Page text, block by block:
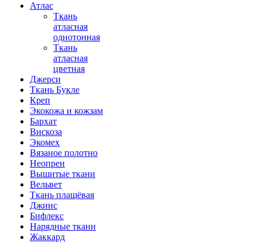
Атлас
Ткань
атласная
однотонная
Ткань
атласная
цветная
Джерси
Ткань Букле
Креп
Экокожа и кожзам
Бархат
Вискоза
Экомех
Вязаное полотно
Неопрен
Вышитые ткани
Вельвет
Ткань плащёвая
Джинс
Бифлекс
Нарядные ткани
Жаккард